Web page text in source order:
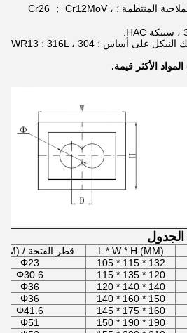
لارتداء التطبيق: C الخطوط الملاحية المنتظمة ؛ Cr26 ； Cr12MoV ،
-للتآكل والتآكل التطبيق: سبائك النيكل على أساس ؛ 316L ، 304 ؛ WR13
الأكثر قيمة.
L * W * H (MM)
قطر الفتحة / Φ (MM)
132 * 115 * 105
Φ23
120 * 135 * 115
Φ30.6
140 * 140 * 120
Φ36
150 * 160 * 140
Φ36
160 * 175 * 145
Φ41.6
190 * 190 * 150
Φ51